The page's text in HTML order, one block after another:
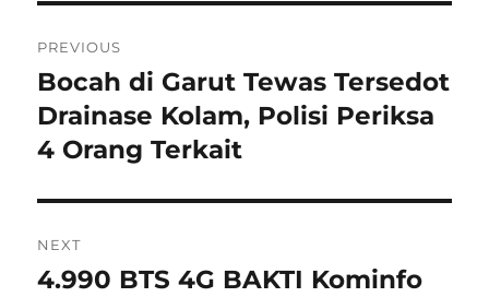
pos
PREVIOUS
Previous
post:
Bocah di Garut Tewas Tersedot
Drainase Kolam, Polisi Periksa
4 Orang Terkait
NEXT
Next
4.990 BTS 4G BAKTI Kominfo